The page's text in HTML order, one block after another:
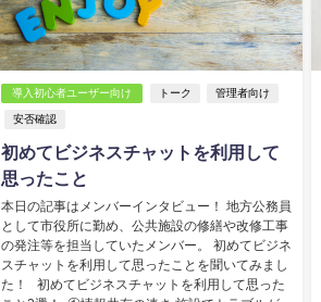
導入初心者ユーザー向け トーク 管理者向け
安否確認
初めてビジネスチャットを利用して
思ったこと
本日の記事はメンバーインタビュー！ 地方公務員
として市役所に勤め、公共施設の修繕や改修工事
の発注等を担当していたメンバー。 初めてビジネ
スチャットを利用して思ったことを聞いてみまし
た！ 初めてビジネスチャットを利用して思った